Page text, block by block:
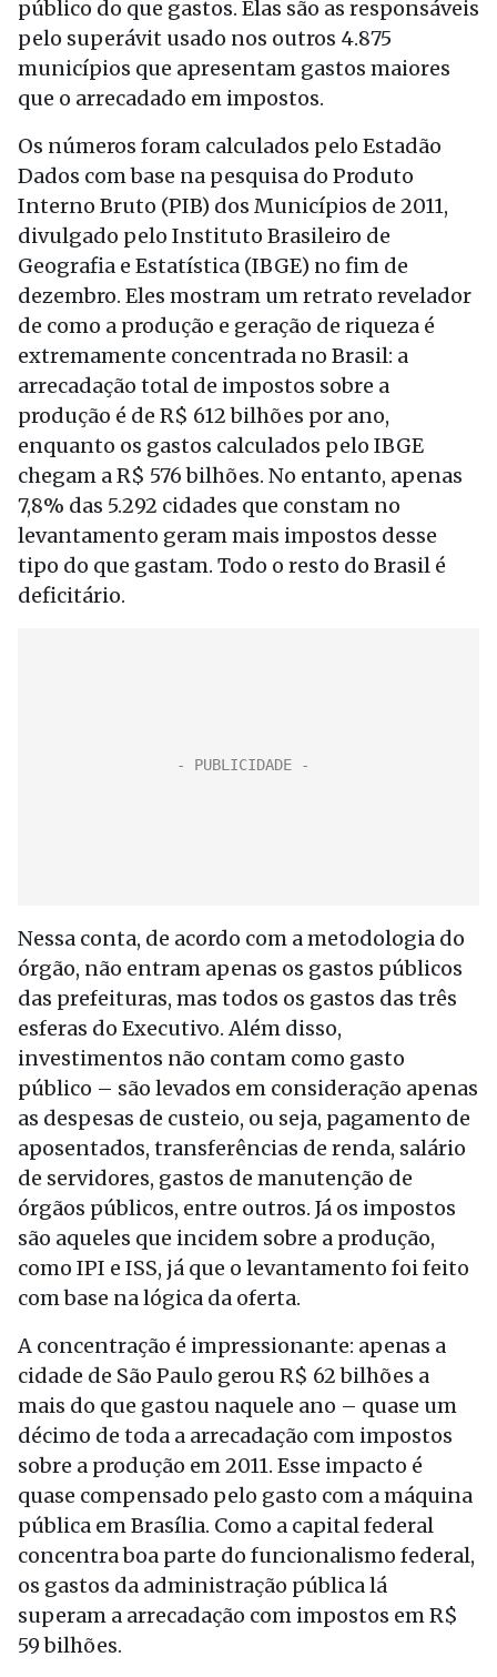
público do que gastos. Elas são as responsáveis
pelo superávit usado nos outros 4.875
municípios que apresentam gastos maiores
que o arrecadado em impostos.
Os números foram calculados pelo Estadão
Dados com base na pesquisa do Produto
Interno Bruto (PIB) dos Municípios de 2011,
divulgado pelo Instituto Brasileiro de
Geografia e Estatística (IBGE) no fim de
dezembro. Eles mostram um retrato revelador
de como a produção e geração de riqueza é
extremamente concentrada no Brasil: a
arrecadação total de impostos sobre a
produção é de R$ 612 bilhões por ano,
enquanto os gastos calculados pelo IBGE
chegam a R$ 576 bilhões. No entanto, apenas
7,8% das 5.292 cidades que constam no
levantamento geram mais impostos desse
tipo do que gastam. Todo o resto do Brasil é
deficitário.
Nessa conta, de acordo com a metodologia do
órgão, não entram apenas os gastos públicos
das prefeituras, mas todos os gastos das três
esferas do Executivo. Além disso,
investimentos não contam como gasto
público – são levados em consideração apenas
as despesas de custeio, ou seja, pagamento de
aposentados, transferências de renda, salário
de servidores, gastos de manutenção de
órgãos públicos, entre outros. Já os impostos
são aqueles que incidem sobre a produção,
como IPI e ISS, já que o levantamento foi feito
com base na lógica da oferta.
A concentração é impressionante: apenas a
cidade de São Paulo gerou R$ 62 bilhões a
mais do que gastou naquele ano – quase um
décimo de toda a arrecadação com impostos
sobre a produção em 2011. Esse impacto é
quase compensado pelo gasto com a máquina
pública em Brasília. Como a capital federal
concentra boa parte do funcionalismo federal,
os gastos da administração pública lá
superam a arrecadação com impostos em R$
59 bilhões.